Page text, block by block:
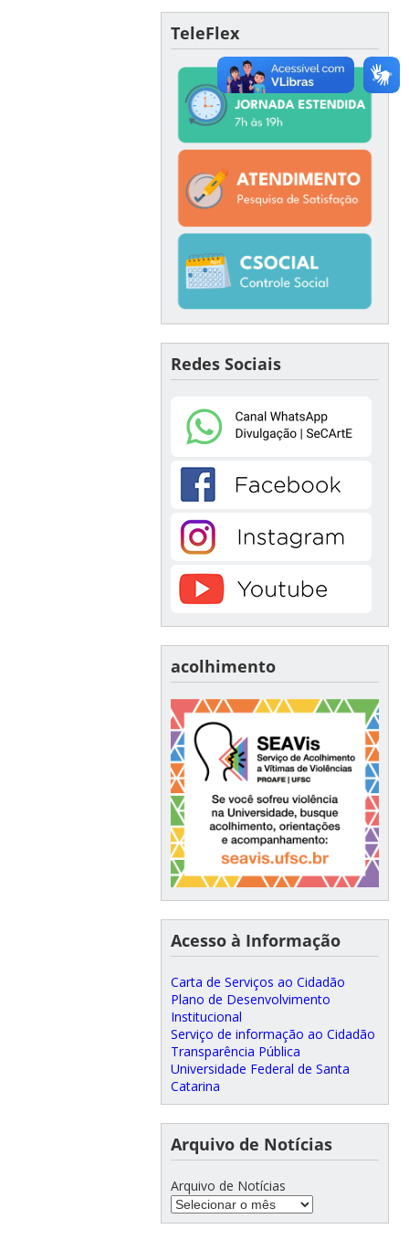
TeleFlex
Redes Sociais
acolhimento
Acesso à Informação
Carta de Serviços ao Cidadão
Plano de Desenvolvimento
Institucional
Serviço de informação ao Cidadão
Transparência Pública
Universidade Federal de Santa
Catarina
Arquivo de Notícias
Arquivo de Notícias